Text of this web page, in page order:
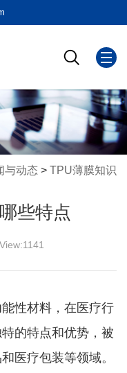
与动态 > TPU薄膜知识
些特点
View:1141
性材料，在医疗行
的特点和优势，被
医疗包装等领域。